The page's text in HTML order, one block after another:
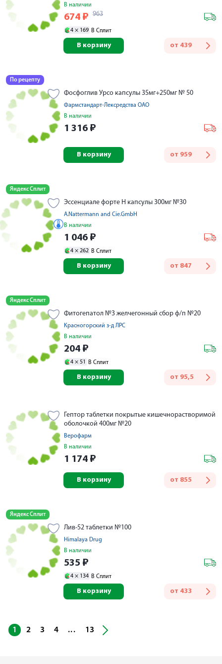
В наличии
674 ₽ 963
4 × 169 В Сплит
от 439
В корзину
По рецепту
Фосфоглив Урсо капсулы 35мг+250мг № 50
Фармстандарт-Лексредства ОАО
В наличии
1 316 ₽
от 959
В корзину
Яндекс Сплит
Эссенциале форте Н капсулы 300мг №30
A.Nattermann and Cie.GmbH
В наличии
1 046 ₽
4 × 262 В Сплит
от 847
В корзину
Яндекс Сплит
Фитогепатол №3 желчегонный сбор ф/п №20
Красногорский з-д ЛРС
В наличии
204 ₽
4 × 51 В Сплит
от 95,5
В корзину
Гептор таблетки покрытые кишечнорастворимой
оболочкой 400мг №20
Верофарм
В наличии
1 174 ₽
от 855
В корзину
Яндекс Сплит
Лив-52 таблетки №100
Himalaya Drug
В наличии
535 ₽
4 × 134 В Сплит
от 433
В корзину
1 2 3 4 ... 13